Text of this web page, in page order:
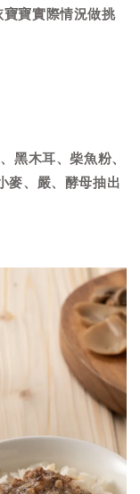
寶實際情況做挑
黑木耳、柴魚粉、
麥、嚴、酵母抽出